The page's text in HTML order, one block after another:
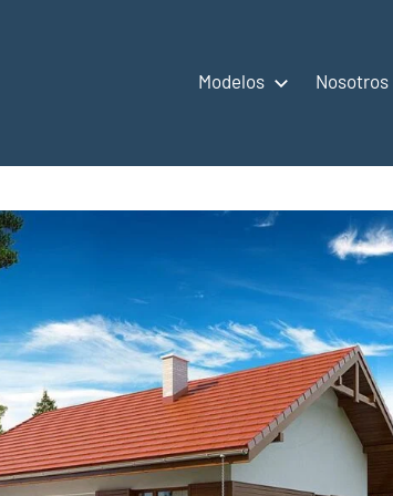
Modelos Nosotros